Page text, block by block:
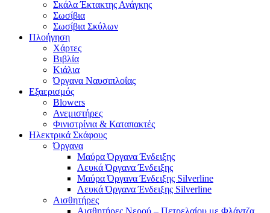
Σκάλα Έκτακτης Ανάγκης
Σωσίβια
Σωσίβια Σκύλων
Πλοήγηση
Χάρτες
Βιβλία
Κιάλια
Όργανα Ναυσιπλοΐας
Εξαερισμός
Blowers
Ανεμιστήρες
Φινιστρίνια & Καταπακτές
Ηλεκτρικά Σκάφους
Όργανα
Μαύρα Όργανα Ένδειξης
Λευκά Όργανα Ένδειξης
Μαύρα Όργανα Ένδειξης Silverline
Λευκά Όργανα Ένδειξης Silverline
Αισθητήρες
Αισθητήρες Νερού – Πετρελαίου με Φλάντζα